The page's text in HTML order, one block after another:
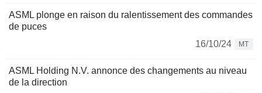
ASML plonge en raison du ralentissement des commandes
de puces
16/10/24
MT
ASML Holding N.V. annonce des changements au niveau
de la direction